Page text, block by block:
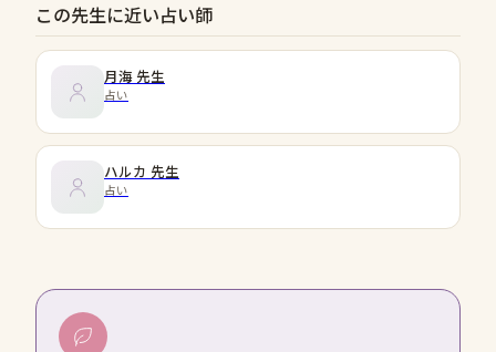
この先生に近い占い師
月海 先生
占い
ハルカ 先生
占い